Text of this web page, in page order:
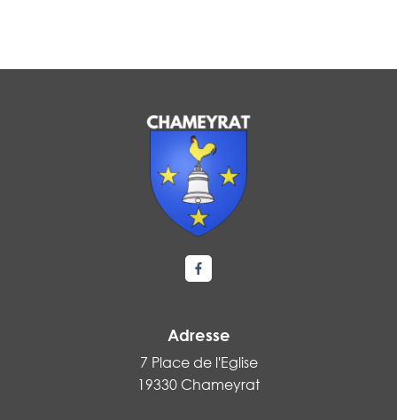
Lien vers le compte Facebook
Adresse
7 Place de l'Eglise
19330 Chameyrat